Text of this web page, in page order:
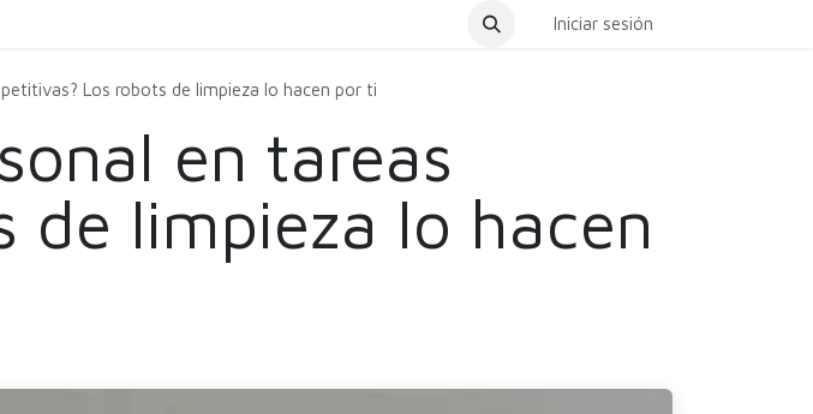
Iniciar sesión
Los robots de limpieza lo hacen por ti
en tareas
de limpieza lo hacen